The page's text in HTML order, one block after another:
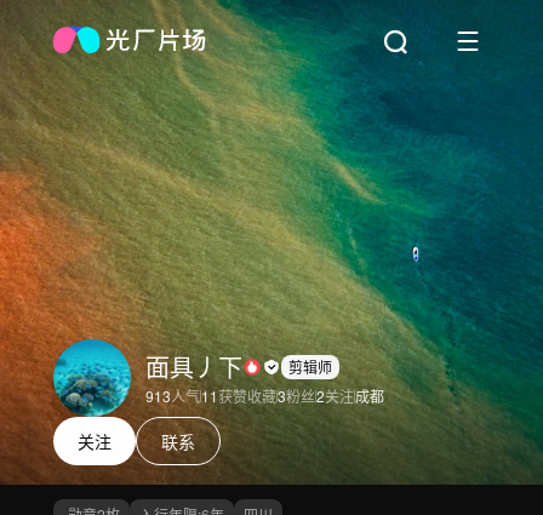
面具丿下
剪辑师
913人气11获赞收藏3粉丝2关注成都
关注 联系